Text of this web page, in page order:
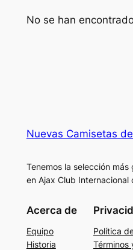
No se han
Nuevas Camisetas
Tenemos la selección
en Ajax Club
Acerca de
Equipo
Historia
Política
Términos